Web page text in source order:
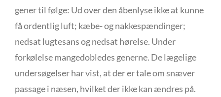
gener til følge: Ud over den åbenlyse ikke at kunne
få ordentlig luft; kæbe- og nakkespændinger;
nedsat lugtesans og nedsat hørelse. Under
forkølelse mangedobledes generne. De lægelige
undersøgelser har vist, at der er tale om snæver
passage i næsen, hvilket der ikke kan ændres på.